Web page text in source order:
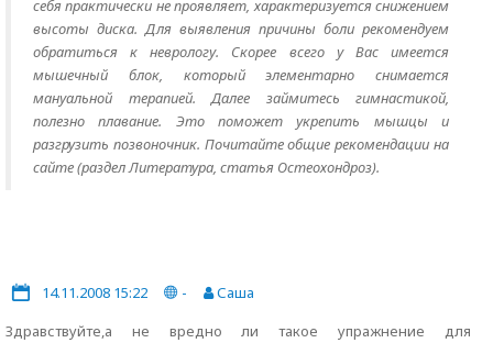
себя практически не проявляет, характеризуется снижением
высоты диска. Для выявления причины боли рекомендуем
обратиться к неврологу. Скорее всего у Вас имеется
мышечный блок, который элементарно снимается
мануальной терапией. Далее займитесь гимнастикой,
полезно плавание. Это поможет укрепить мышцы и
разгрузить позвоночник. Почитайте общие рекомендации на
сайте (раздел Литература, статья Остеохондроз).
14.11.2008 15:22 -
Саша
Здравствуйте,а не вредно ли такое упражнение для